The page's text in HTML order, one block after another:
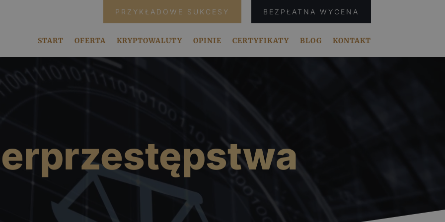
PRZYKŁADOWE SUKCESY BEZPŁATNA WYCENA
START OFERTA KRYPTOWALUTY OPINIE CERTYFIKATY BLOG KONTAKT